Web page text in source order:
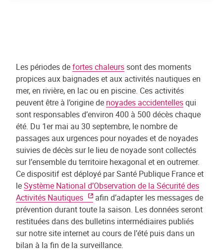
Les périodes defortes chaleurs sont des moments
propices aux baignades et aux activités nautiques en
mer, en rivière, en lac ou en piscine. Ces activités
peuvent être à l’origine de noyades accidentellesqui
sont responsables d’environ 400 à 500 décès chaque
été. Du 1er mai au 30 septembre, le nombre de
passages aux urgences pour noyades et de noyades
suivies de décès sur le lieu de noyade sont collectés
sur l’ensemble du territoire hexagonal et en outremer.
Ce dispositif est déployé par Santé Publique France et
leSystème National d’Observation de la Sécurité des
Activités Nautiques
afin d’adapter les messages de
prévention durant toute la saison. Les données seront
restituées dans des bulletins intermédiaires publiés
sur notre site internet au cours de l’été puis dans un
bilan à la fin de la surveillance.